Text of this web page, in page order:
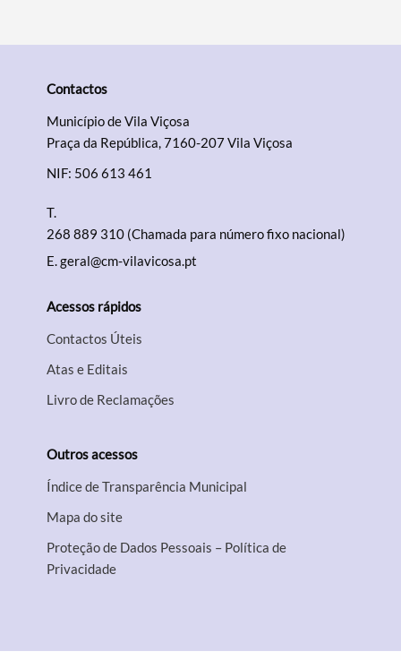
Contactos
Município de Vila Viçosa
Praça da República, 7160-207 Vila Viçosa
NIF: 506 613 461
T.
268 889 310 (Chamada para número fixo nacional)
E.geral@cm-vilavicosa.pt
Acessos rápidos
Contactos Úteis
Atas e Editais
Livro de Reclamações
Outros acessos
Índice de Transparência Municipal
Mapa do site
Proteção de Dados Pessoais – Política de
Privacidade